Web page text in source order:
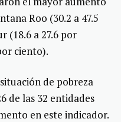
Roo (30.2 a 47.5
(18.6 a 27.6 por
ciento).
de pobreza
de las 32 entidades
en este indicador.